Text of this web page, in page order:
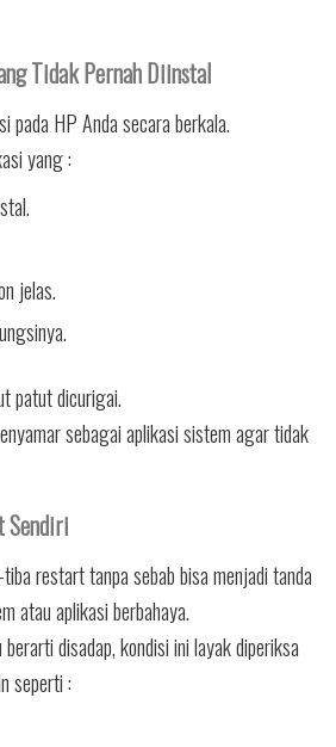
Tidak Pernah Diinstal
pada HP Anda secara berkala.
yang :
jelas.
patut dicurigai.
sebagai aplikasi sistem agar tidak
Sendiri
restart tanpa sebab bisa menjadi tanda
atau aplikasi berbahaya.
disadap, kondisi ini layak diperiksa
seperti :